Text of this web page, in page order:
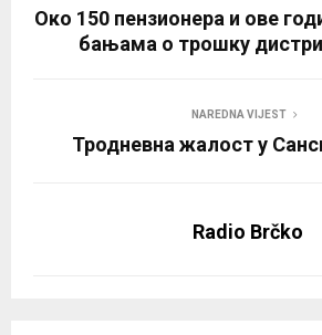
Око 150 пензионера и ове
бањама о трошку
NAREDNA VIJEST
Тродневна жалост у
Radio Brčko